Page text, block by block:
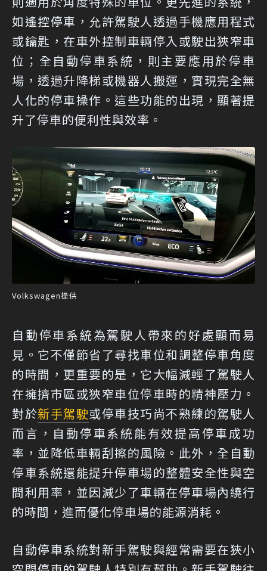
如遙控停車，允許駕駛人透過手機應用程式
或鑰匙，在車外控制車輛停入或駛出狹窄車
位；全自動停車系統，則主要應用於停車
場，透過升降梯或機器人搬運，實現完全無
人化的停車操作。這些功能的出現，顯著提
升了停車的便利性與效率。
Volkswagen提供
自動停車系統為駕駛人帶來的好處顯而易
見。它不僅節省了尋找車位和調整停車角度
的時間，更重要的是，它大幅減輕了駕駛人
在擁擠市區或狹窄車位停車時的精神壓力。
對於新手駕駛或停車技巧尚不熟練的駕駛人
而言，自動停車系統能有效提高停車成功
率，並降低車輛刮擦的風險。此外，全自動
停車系統還能提升停車場的整體安全性與空
間利用率，並因減少了車輛在停車場內繞行
的時間，進而優化停車場的能源消耗。
自動停車系統對新手駕駛與經常需要在狹小